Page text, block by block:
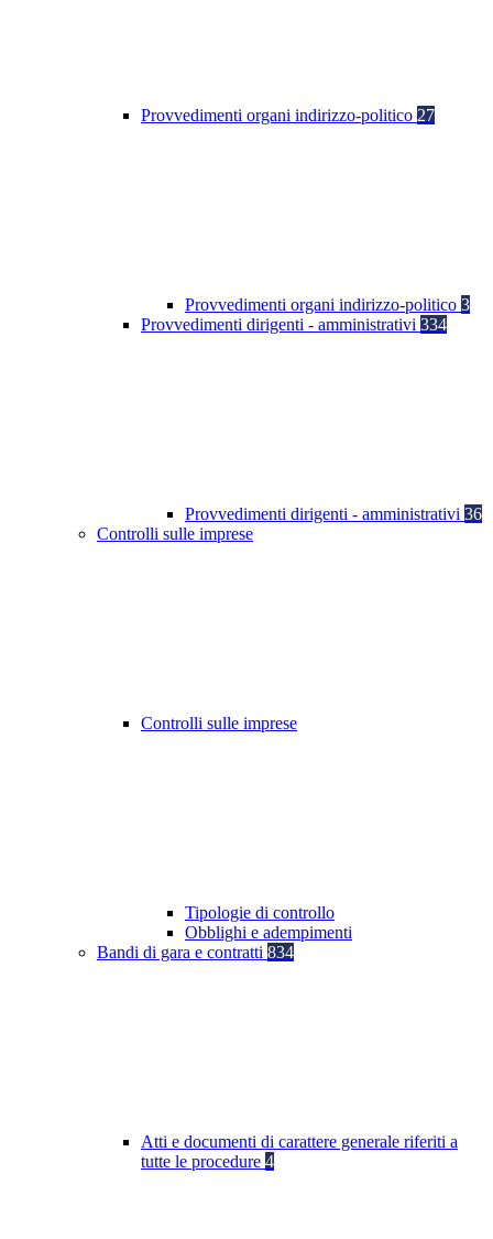
Provvedimenti organi indirizzo-politico 27
Provvedimenti organi indirizzo-politico 3
Provvedimenti dirigenti - amministrativi 334
Provvedimenti dirigenti - amministrativi 36
Controlli sulle imprese
Controlli sulle imprese
Tipologie di controllo
Obblighi e adempimenti
Bandi di gara e contratti 834
Atti e documenti di carattere generale riferiti a
tutte le procedure 4